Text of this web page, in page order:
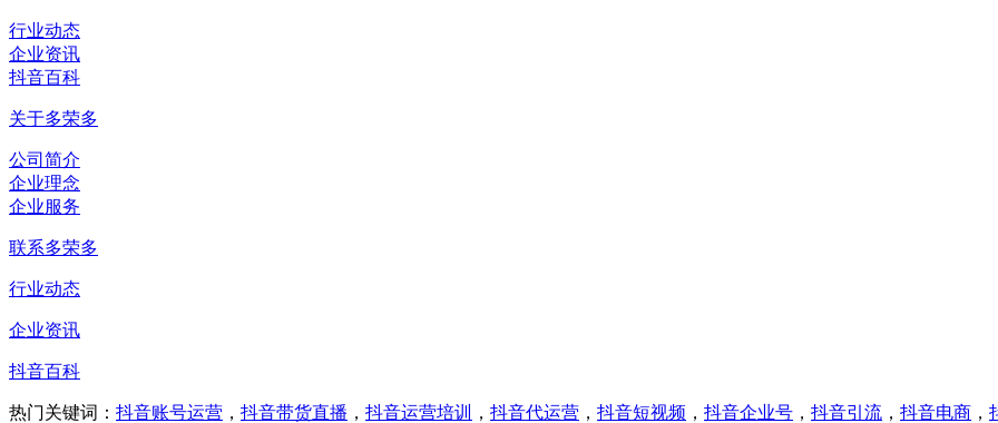
行业动态
企业资讯
抖音百科
关于多荣多
公司简介
企业理念
企业服务
联系多荣多
行业动态
企业资讯
抖音百科
热门关键词： 抖音账号运营 ， 抖音带货直播 ， 抖音运营培训 ， 抖音代运营 ， 抖音短视频 ， 抖音企业号 ， 抖音引流 ， 抖音电商 ，